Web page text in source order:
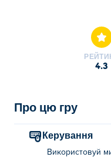
4.3
Про цю гру
Керування
Використовуй